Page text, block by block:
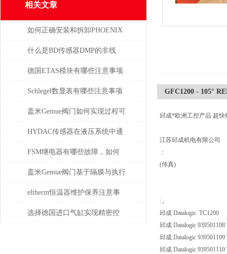
相关文章
如何正确安装和拆卸PHOENIX
菲尼克斯连接器？
什么是BD传感器DMP的非线
性，怎么产生的？
德国ETAS模块有哪些注意事项
Schlegel数显表有哪些注意事项
盖米Gemue阀门如何实现过程可
视化与远程监控？
HYDAC传感器在液压系统中通
常承担哪些具体任务？
FSM继电器有哪些故障，如何
解决
盖米Gemue阀门基于隔膜与执行
器技术的精密流体隔离控制原
理详解
eltherm恒温器维护保养注意事
项
选择德国进口气缸实现精密控
GFC1200 - 105°
邱成*欧洲工控产品 超
江苏邱成机电有限公司
：
(传真)
: ,
邱成 Datalogic TC1200
邱成 Datalogic
邱成 Datalogic
邱成 Datalogic